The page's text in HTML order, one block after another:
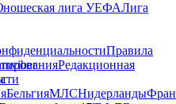
лига УЕФАЛига
Правила
Редакционная
viber
БельгияМЛСНидерланды